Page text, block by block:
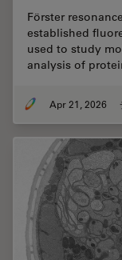
Förster
established
used to study
analysis of
Apr 21, 2026